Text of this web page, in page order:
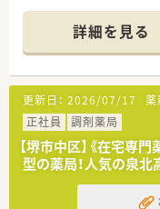
■店舗毎に立地、
の高い薬局です。
■全店舗に電子マ
せた店舗づくりに
<こんな方々が活
■従業員の50%が
調剤薬局です。
■入社3年でエリ
になられている方
躍して頂けます。
■事務ピッキング
詳細を見る
更新日： 2026/07/17 薬
正社員
調剤薬局
【堺市中区】《在宅専
型の薬局！人気の泉